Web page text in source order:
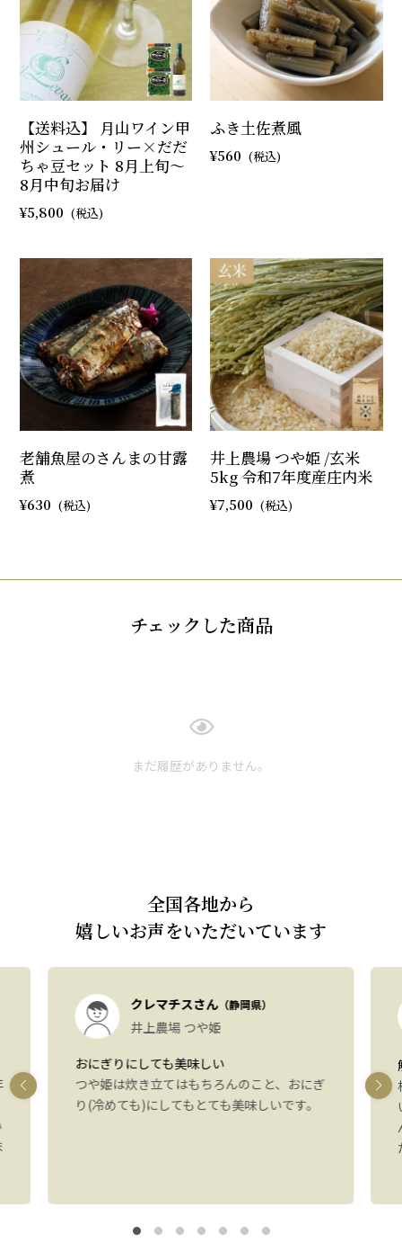
【送料込】 月山ワイン甲
州シュール・リー×だだ
ちゃ豆セット 8月上旬～
8月中旬お届け
5,800
ふき土佐煮風
560
老舗魚屋のさんまの甘露
煮
630
井上農場 つや姫 /玄米
5kg 令和7年度産庄内米
7,500
チェックした商品
まだ履歴がありません。
全国各地から
嬉しいお声をいただいています
クレマチスさん（静岡県）
井上農場 つや姫
おにぎりにしても美味しい
つや姫は炊き立てはもちろんのこと、おにぎ
り(冷めても)にしてもとても美味しいです。